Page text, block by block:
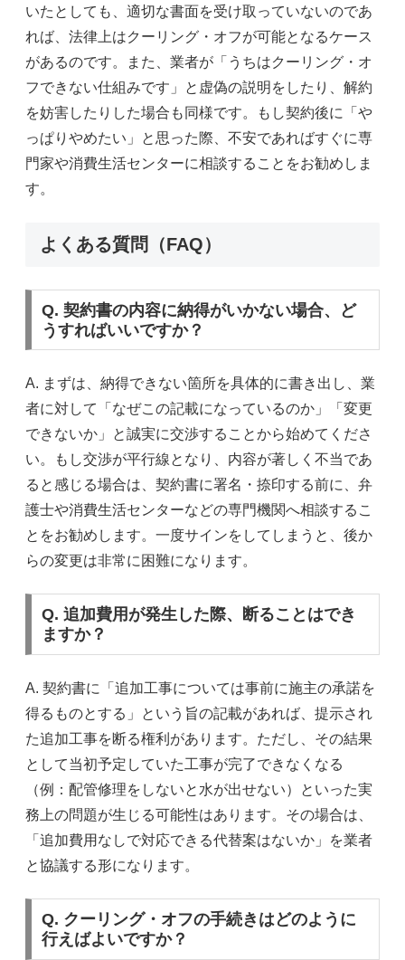
いたとしても、適切な書面を受け取っていないのであ
れば、法律上はクーリング・オフが可能となるケース
があるのです。また、業者が「うちはクーリング・オ
フできない仕組みです」と虚偽の説明をしたり、解約
を妨害したりした場合も同様です。もし契約後に「や
っぱりやめたい」と思った際、不安であればすぐに専
門家や消費生活センターに相談することをお勧めしま
す。
よくある質問（FAQ）
Q. 契約書の内容に納得がいかない場合、ど
うすればいいですか？
A. まずは、納得できない箇所を具体的に書き出し、業
者に対して「なぜこの記載になっているのか」「変更
できないか」と誠実に交渉することから始めてくださ
い。もし交渉が平行線となり、内容が著しく不当であ
ると感じる場合は、契約書に署名・捺印する前に、弁
護士や消費生活センターなどの専門機関へ相談するこ
とをお勧めします。一度サインをしてしまうと、後か
らの変更は非常に困難になります。
Q. 追加費用が発生した際、断ることはでき
ますか？
A. 契約書に「追加工事については事前に施主の承諾を
得るものとする」という旨の記載があれば、提示され
た追加工事を断る権利があります。ただし、その結果
として当初予定していた工事が完了できなくなる
（例：配管修理をしないと水が出せない）といった実
務上の問題が生じる可能性はあります。その場合は、
「追加費用なしで対応できる代替案はないか」を業者
と協議する形になります。
Q. クーリング・オフの手続きはどのように
行えばよいですか？